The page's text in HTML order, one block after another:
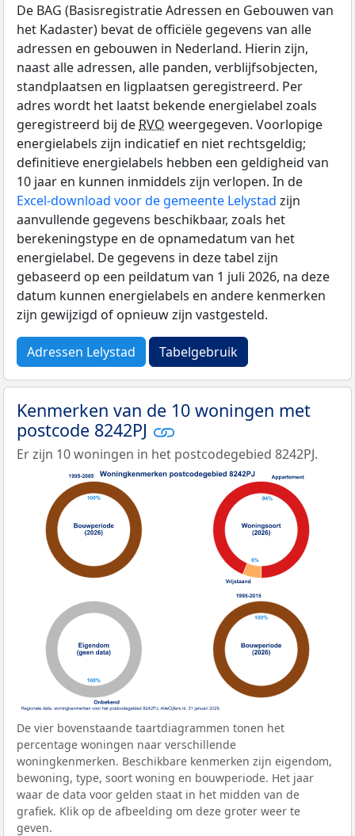
De BAG (Basisregistratie Adressen en Gebouwen van
het Kadaster) bevat de officiële gegevens van alle
adressen en gebouwen in Nederland. Hierin zijn,
naast alle adressen, alle panden, verblijfsobjecten,
standplaatsen en ligplaatsen geregistreerd. Per
adres wordt het laatst bekende energielabel zoals
geregistreerd bij de RVO weergegeven. Voorlopige
energielabels zijn indicatief en niet rechtsgeldig;
definitieve energielabels hebben een geldigheid van
10 jaar en kunnen inmiddels zijn verlopen. In de
Excel-download voor de gemeente Lelystad zijn
aanvullende gegevens beschikbaar, zoals het
berekeningstype en de opnamedatum van het
energielabel. De gegevens in deze tabel zijn
gebaseerd op een peildatum van 1 juli 2026, na deze
datum kunnen energielabels en andere kenmerken
zijn gewijzigd of opnieuw zijn vastgesteld.
Adressen Lelystad Tabelgebruik
Kenmerken van de 10 woningen met
postcode 8242PJ
Er zijn 10 woningen in het postcodegebied 8242PJ.
De vier bovenstaande taartdiagrammen tonen het
percentage woningen naar verschillende
woningkenmerken. Beschikbare kenmerken zijn eigendom,
bewoning, type, soort woning en bouwperiode. Het jaar
waar de data voor gelden staat in het midden van de
grafiek. Klik op de afbeelding om deze groter weer te
geven.